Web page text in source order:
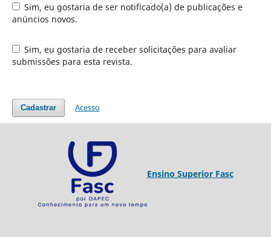
Sim, eu gostaria de ser notificado(a) de publicações e
anúncios novos.
Sim, eu gostaria de receber solicitações para avaliar
submissões para esta revista.
Cadastrar Acesso
Ensino Superior Fasc